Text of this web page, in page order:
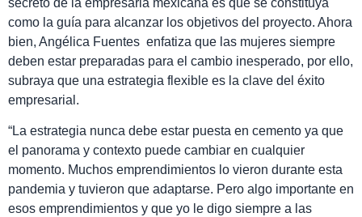
como la guía para alcanzar los objetivos del proyecto. Ahora
bien, Angélica Fuentes enfatiza que las mujeres siempre
deben estar preparadas para el cambio inesperado, por ello,
subraya que una estrategia flexible es la clave del éxito
empresarial.
“La estrategia nunca debe estar puesta en cemento ya que
el panorama y contexto puede cambiar en cualquier
momento. Muchos emprendimientos lo vieron durante esta
pandemia y tuvieron que adaptarse. Pero algo importante en
esos emprendimientos y que yo le digo siempre a las